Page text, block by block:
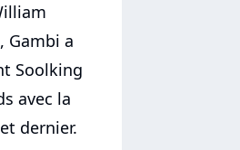
Gambi a
Soolking
avec la
dernier.